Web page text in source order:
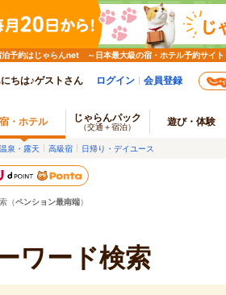
予約はじゃらんnet ～日本最大級の宿・ホテル予約サイト
ちは♪ゲストさん ログイン 会員登録
宿・ホテル じゃらんパック
（交通＋宿泊） 遊び・体験
温泉・露天 高級宿 日帰り・デイユース
（ペンション最南端）
ワード検索